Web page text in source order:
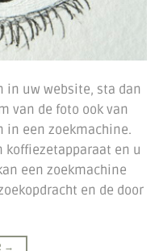
in uw website, sta dan
van de foto ook van
in een zoekmachine.
koffiezetapparaat en u
een zoekmachine
en de door
→